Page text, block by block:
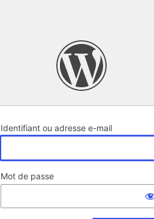
Identifiant ou adresse e-mail
Mot de passe